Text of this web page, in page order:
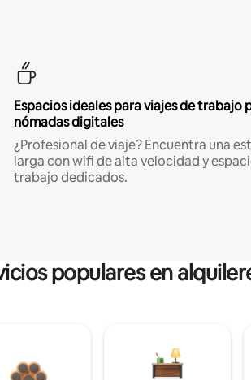
Espacios ideales para viajes de trabajo
nómadas digitales
¿Profesional de viaje? Encuentra una
larga con wifi de alta velocidad y
trabajo dedicados.
populares en